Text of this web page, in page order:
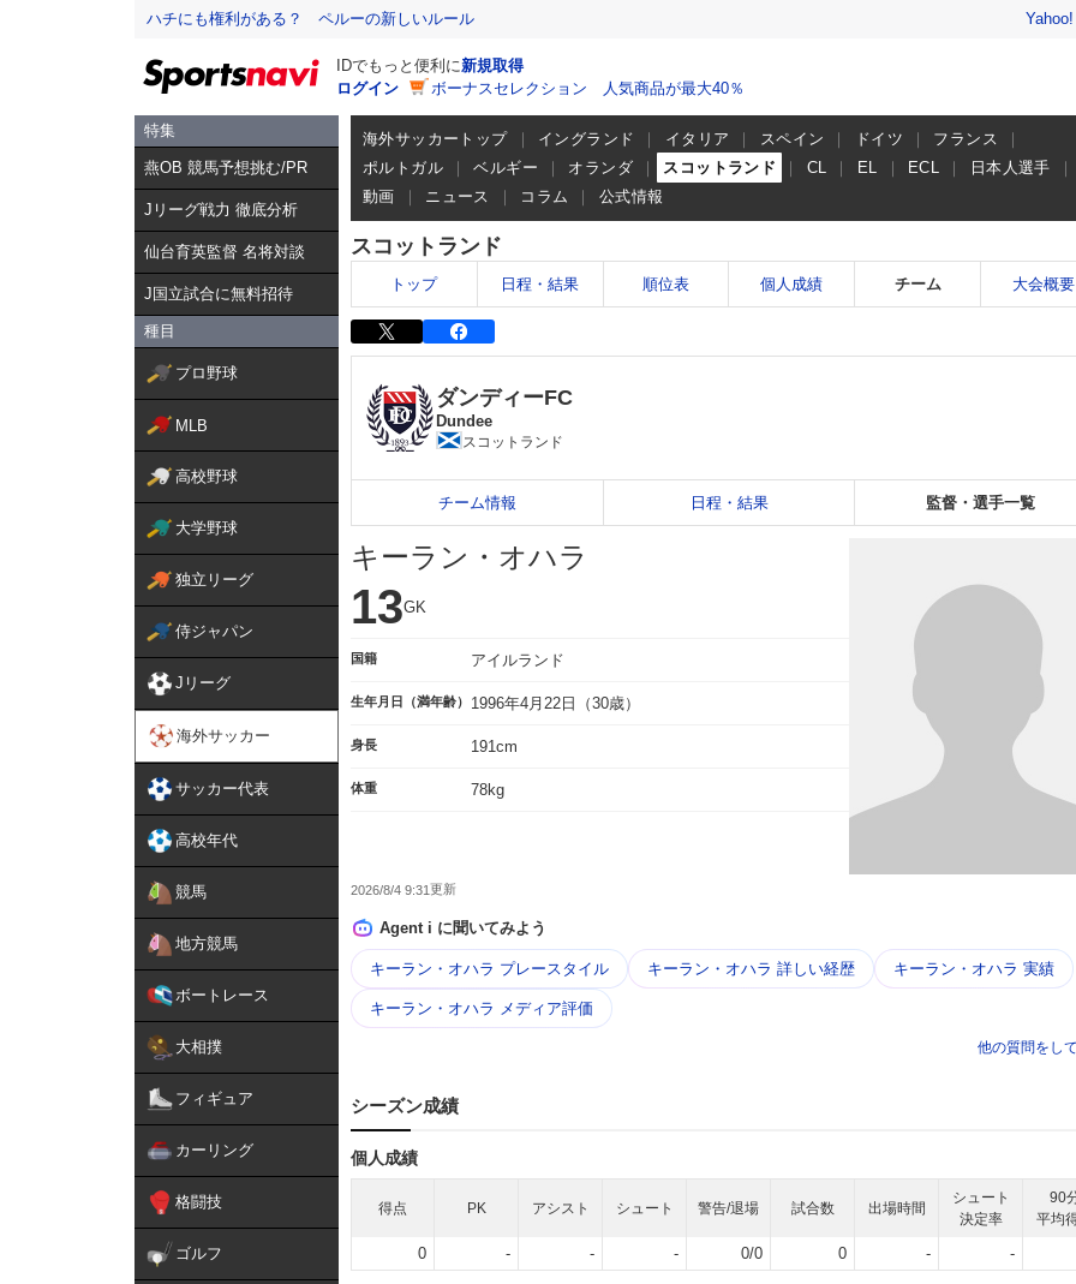
ハチにも権利がある？ ペルーの新しいルール
IDでもっと便利に新規取得
ログイン
ボーナスセレクション 人気商品が最大40％
特集
燕OB 競馬予想挑む/PR
Jリーグ戦力 徹底分析
仙台育英監督 名将対談
J国立試合に無料招待
種目
プロ野球
MLB
高校野球
大学野球
独立リーグ
侍ジャパン
Jリーグ
海外サッカー
サッカー代表
高校年代
競馬
地方競馬
ボートレース
大相撲
フィギュア
カーリング
格闘技
ゴルフ
海外サッカートップ イングランド イタリア スペイン ドイツ
フランス
ポルトガル
ベルギー オランダ スコットランド CL EL ECL
日本人選手
動画
ニュース コラム 公式情報
スコットランド
トップ 日程・結果 順位表 個人成績 チーム 大会概要
ダンディーFC
Dundee
スコットランド
チーム情報 日程・結果 監督・選手一覧
キーラン・オハラ
13GK
国籍 アイルランド
生年月日（満年齢） 1996年4月22日（30歳）
身長 191cm
体重 78kg
2026/8/4 9:31
Agent i に聞いてみよう
キーラン・オハラ プレースタイル キーラン・オハラ 詳しい経歴 キーラン・オハラ 実績
キーラン・オハラ メディア評価
他の質問をし
シーズン成績
個人成績
得点 PK アシスト シュート 警告/退場 試合数 出場時間
シュート
決定率
90
平均
0 - - - 0/0 0 - -